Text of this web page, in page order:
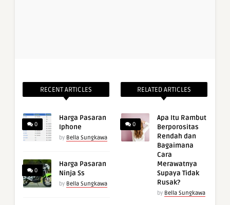
RECENT ARTICLES
0
Harga Pasaran
Iphone
by Bella Sungkawa
0
Harga Pasaran
Ninja Ss
by Bella Sungkawa
RELATED ARTICLES
0
Apa Itu Rambut
Berporositas
Rendah dan
Bagaimana
Cara
Merawatnya
Supaya Tidak
Rusak?
by Bella Sungkawa